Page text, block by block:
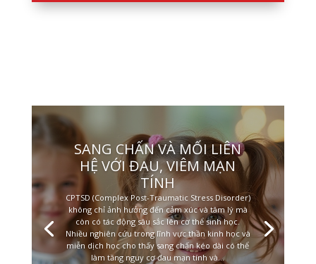
SANG CHẤN VÀ MỐI LIÊN
HỆ VỚI ĐAU, VIÊM MẠN
TÍNH
CPTSD (Complex Post-Traumatic Stress Disorder)
không chỉ ảnh hưởng đến cảm xúc và tâm lý mà
còn có tác động sâu sắc lên cơ thể sinh học.
Nhiều nghiên cứu trong lĩnh vực thần kinh học và
miễn dịch học cho thấy sang chấn kéo dài có thể
làm tăng nguy cơ đau mạn tính và...